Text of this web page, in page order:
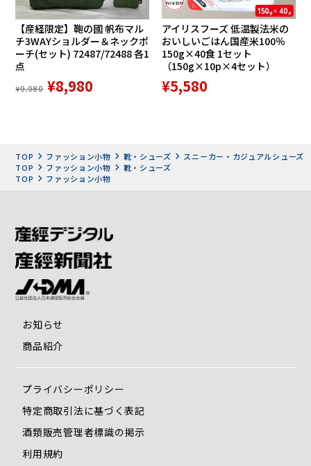
す。
■姿勢を支えるインソール
ト。歩行時の足への衝撃を吸収する役目の土踏まずを支え、
力強くサポートします。
【産経限定】鞄の國 帆布マル
チ3WAYショルダー＆ネックポ
ーチ(セット) 72487/72488 各1
点
¥9,980 ¥8,980
アイリスフーズ 低温製法米の
おいしいごはん国産米100％
150g×40食 1セット
（150g×10p×4セット）
¥5,580
TOP ファッション小物 靴・シューズ
スニーカー・カジュアルシューズ
TOP
ファッション小物
靴・シューズ
TOP
ファッション小物
お知らせ
商品紹介
プライバシーポリシー
特定商取引法に基づく表記
酒類販売管理者標識の掲示
利用規約